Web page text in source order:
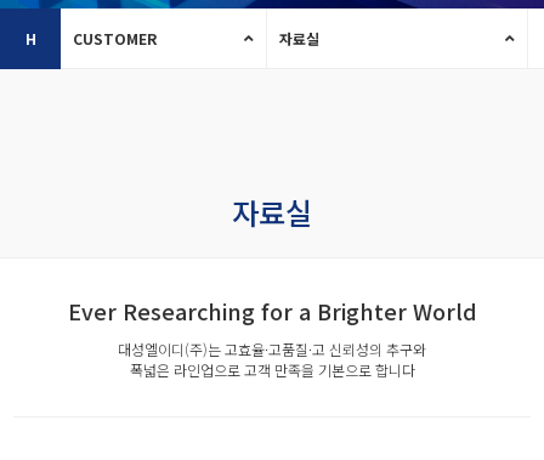
H CUSTOMER 자료실
자료실
Ever Researching for a Brighter World
대성엘이디(주)는 고효율·고품질·고 신뢰성의 추구와
폭넓은 라인업으로 고객 만족을 기본으로 합니다